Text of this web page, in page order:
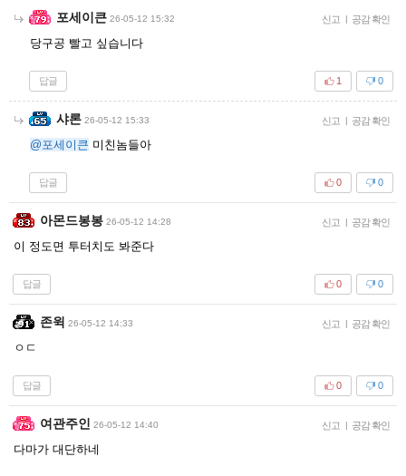
포세이큰 26-05-12 15:32 신고 | 공감 확인
당구공 빨고 싶습니다
답글 0
1
샤론 26-05-12 15:33 신고 | 공감 확인
@포세이큰 미친놈들아
답글 0
0
아몬드봉봉 26-05-12 14:28 신고 | 공감 확인
이 정도면 투터치도 봐준다
답글 0
0
존윅 26-05-12 14:33 신고 | 공감 확인
ㅇㄷ
답글 0
0
여관주인 26-05-12 14:40 신고 | 공감 확인
다마가 대단하네